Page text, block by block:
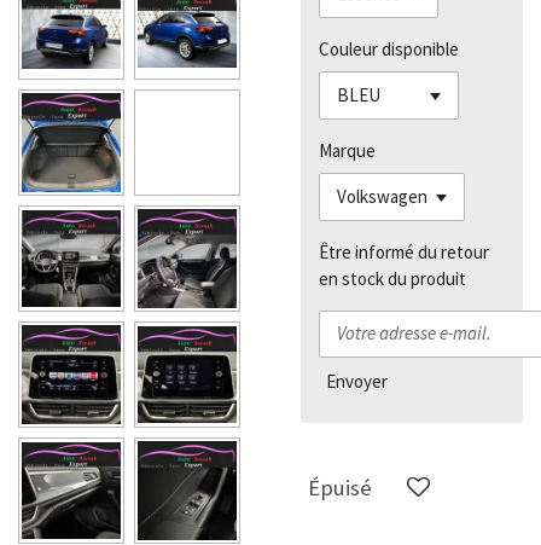
Couleur disponible
Marque
Être informé du retour
en stock du produit
Envoyer
Épuisé